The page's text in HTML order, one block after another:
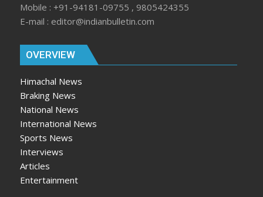
Mobile : +91-94181-09755 , 9805424355
E-mail : editor@indianbulletin.com
OVERVIEW
Himachal News
Braking News
National News
International News
Sports News
Interviews
Articles
Entertainment